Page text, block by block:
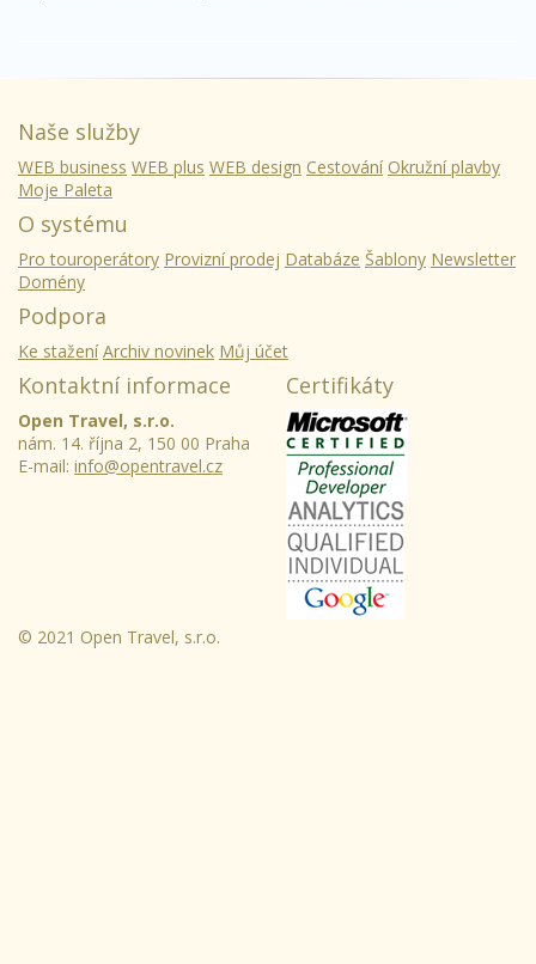
Naše služby
WEB business WEB plus WEB design Cestování Okružní plavby
Moje Paleta
O systému
Pro touroperátory Provizní prodej Databáze Šablony Newsletter
Domény
Podpora
Ke stažení Archiv novinek Můj účet
Kontaktní informace
Open Travel, s.r.o.
nám. 14. října 2, 150 00 Praha
E-mail: info@opentravel.cz
Certifikáty
© 2021 Open Travel, s.r.o.